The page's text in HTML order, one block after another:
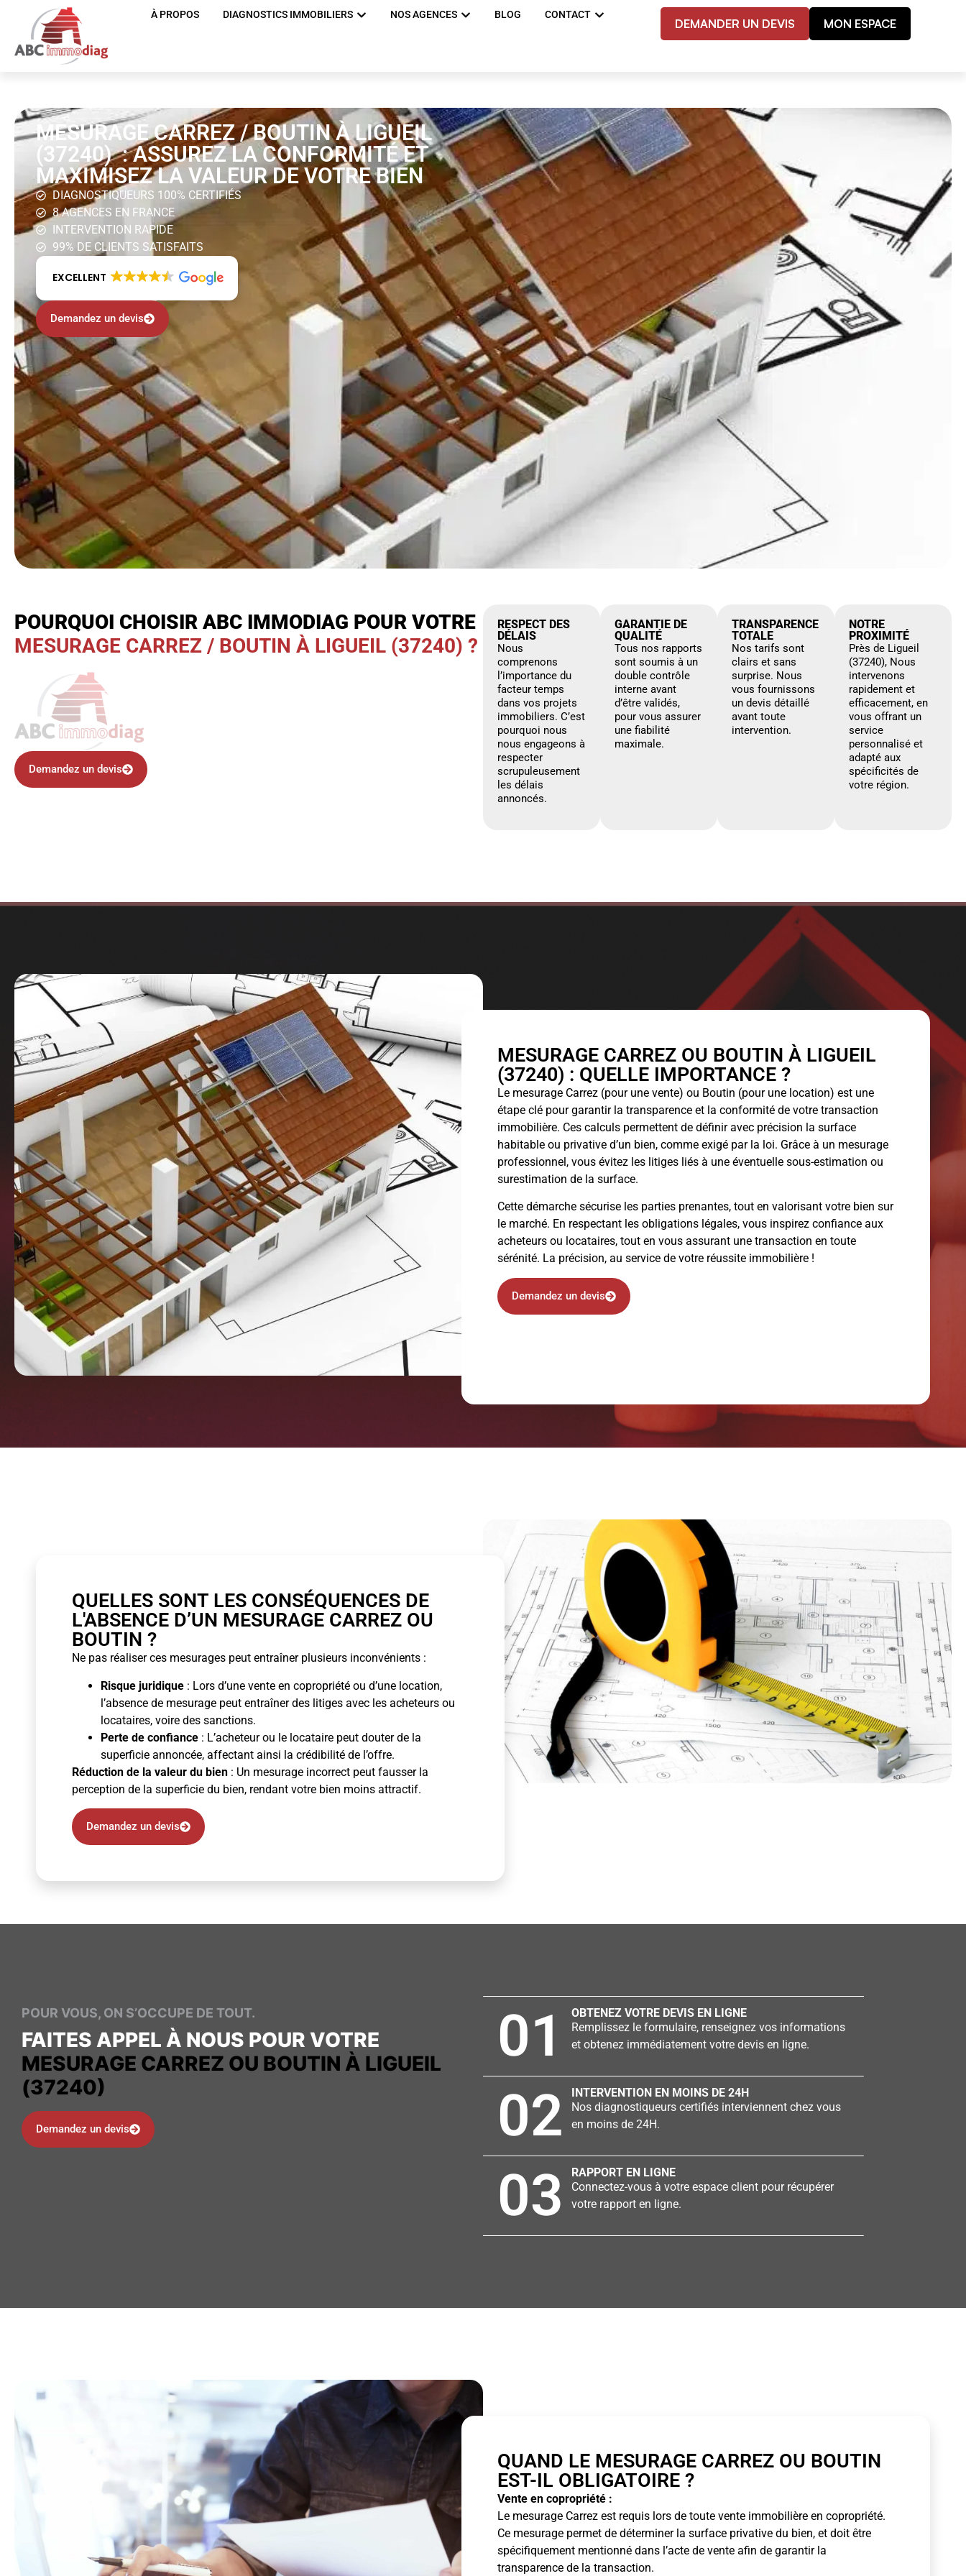
À PROPOS DIAGNOSTICS IMMOBILIERS NOS AGENCES BLOG CONTACT
DEMANDER UN DEVIS MON ESPACE
MESURAGE CARREZ / BOUTIN À LIGUEIL
(37240) : ASSUREZ LA CONFORMITÉ ET
MAXIMISEZ LA VALEUR DE VOTRE BIEN
DIAGNOSTIQUEURS 100% CERTIFIÉS
8 AGENCES EN FRANCE
INTERVENTION RAPIDE
99% DE CLIENTS SATISFAITS
EXCELLENT
Demandez un devis
POURQUOI CHOISIR ABC IMMODIAG POUR VOTRE
MESURAGE CARREZ / BOUTIN À LIGUEIL (37240) ?
Demandez un devis
RESPECT DES
DÉLAIS
Nous
comprenons
l’importance du
facteur temps
dans vos projets
immobiliers. C’est
pourquoi nous
nous engageons à
respecter
scrupuleusement
les délais
annoncés.
GARANTIE DE
QUALITÉ
Tous nos rapports
sont soumis à un
double contrôle
interne avant
d’être validés,
pour vous assurer
une fiabilité
maximale.
TRANSPARENCE
TOTALE
Nos tarifs sont
clairs et sans
surprise. Nous
vous fournissons
un devis détaillé
avant toute
intervention.
NOTRE
PROXIMITÉ
Près de Ligueil
(37240), Nous
intervenons
rapidement et
efficacement, en
vous offrant un
service
personnalisé et
adapté aux
spécificités de
votre région.
MESURAGE CARREZ OU BOUTIN À LIGUEIL
(37240) : QUELLE IMPORTANCE ?
Le mesurage Carrez (pour une vente) ou Boutin (pour une location) est une
étape clé pour garantir la transparence et la conformité de votre transaction
immobilière. Ces calculs permettent de définir avec précision la surface
habitable ou privative d’un bien, comme exigé par la loi. Grâce à un mesurage
professionnel, vous évitez les litiges liés à une éventuelle sous-estimation ou
surestimation de la surface.
Cette démarche sécurise les parties prenantes, tout en valorisant votre bien sur
le marché. En respectant les obligations légales, vous inspirez confiance aux
acheteurs ou locataires, tout en vous assurant une transaction en toute
sérénité. La précision, au service de votre réussite immobilière !
Demandez un devis
QUELLES SONT LES CONSÉQUENCES DE
L'ABSENCE D’UN MESURAGE CARREZ OU
BOUTIN ?
Ne pas réaliser ces mesurages peut entraîner plusieurs inconvénients :
Risque juridique : Lors d’une vente en copropriété ou d’une location,
l’absence de mesurage peut entraîner des litiges avec les acheteurs ou
locataires, voire des sanctions.
Perte de confiance : L’acheteur ou le locataire peut douter de la
superficie annoncée, affectant ainsi la crédibilité de l’offre.
Réduction de la valeur du bien : Un mesurage incorrect peut fausser la
perception de la superficie du bien, rendant votre bien moins attractif.
Demandez un devis
POUR VOUS, ON S’OCCUPE DE TOUT.
FAITES APPEL À NOUS POUR VOTRE
MESURAGE CARREZ OU BOUTIN À LIGUEIL
(37240)
Demandez un devis
01
OBTENEZ VOTRE DEVIS EN LIGNE
Remplissez le formulaire, renseignez vos informations
et obtenez immédiatement votre devis en ligne.
02
INTERVENTION EN MOINS DE 24H
Nos diagnostiqueurs certifiés interviennent chez vous
en moins de 24H.
03
RAPPORT EN LIGNE
Connectez-vous à votre espace client pour récupérer
votre rapport en ligne.
QUAND LE MESURAGE CARREZ OU BOUTIN
EST-IL OBLIGATOIRE ?
Vente en copropriété :
Le mesurage Carrez est requis lors de toute vente immobilière en copropriété.
Ce mesurage permet de déterminer la surface privative du bien, et doit être
spécifiquement mentionné dans l’acte de vente afin de garantir la
transparence de la transaction.